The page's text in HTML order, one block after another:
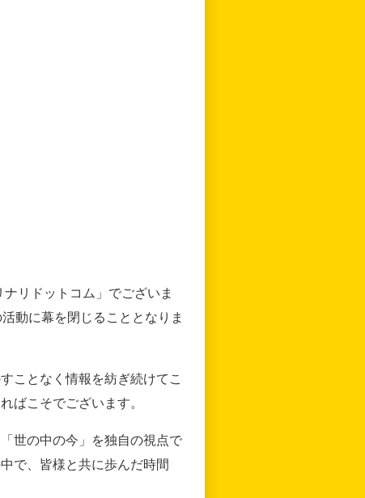
リドットコム」でございま
動に幕を閉じることとなりま
ことなく情報を紡ぎ続けてこ
ばこそでございます。
世の中の今」を独自の視点で
で、皆様と共に歩んだ時間